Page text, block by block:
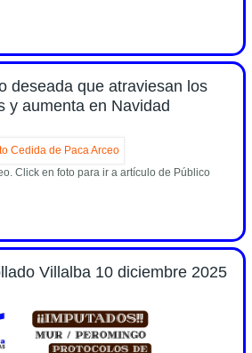
prejuicio y maltrato. Artículo en Madrid
deseada que atraviesan los
y aumenta en Navidad
Click en foto para ir a artículo de Público
Villalba 10 diciembre 2025